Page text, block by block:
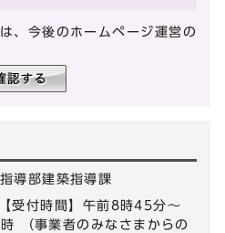
、今後のホームページ運営の
導部建築指導課
付時間】午前8時45分～
（事業者のみなさまからの